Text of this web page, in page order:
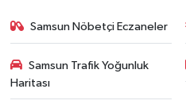
Samsun Nöbetçi Eczaneler
Samsun Trafik Yoğunluk
Haritası